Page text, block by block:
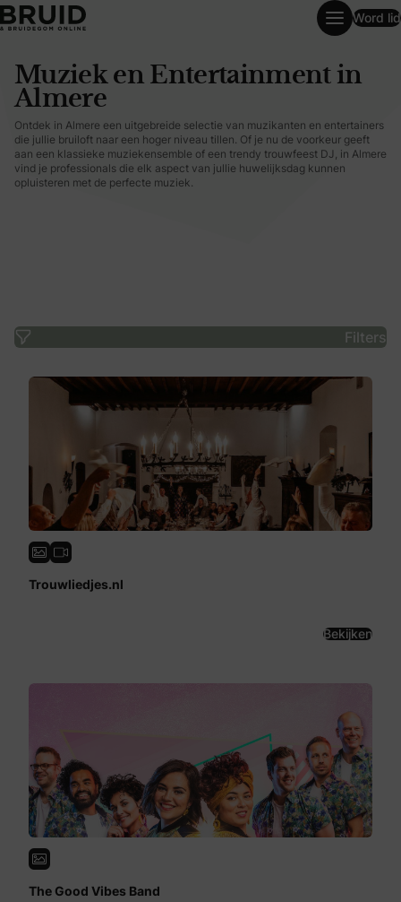
Word lid
Muziek en Entertainment in
Almere
Ontdek in Almere een uitgebreide selectie van muzikanten en entertainers
die jullie bruiloft naar een hoger niveau tillen. Of je nu de voorkeur geeft
aan een klassieke muziekensemble of een trendy trouwfeest DJ, in Almere
vind je professionals die elk aspect van jullie huwelijksdag kunnen
opluisteren met de perfecte muziek.
Filters
Trouwliedjes.nl
Bekijken
The Good Vibes Band